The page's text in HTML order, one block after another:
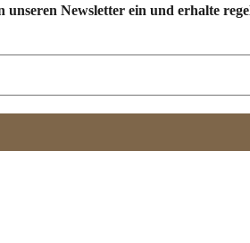
unseren Newsletter ein und erhalte